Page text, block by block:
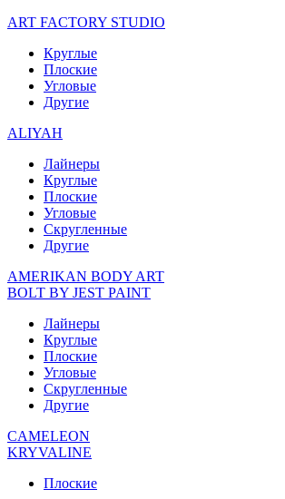
ART FACTORY STUDIO
Круглые
Плоские
Угловые
Другие
ALIYAH
Лайнеры
Круглые
Плоские
Угловые
Скругленные
Другие
AMERIKAN BODY ART
BOLT BY JEST PAINT
Лайнеры
Круглые
Плоские
Угловые
Скругленные
Другие
CAMELEON
KRYVALINE
Плоские